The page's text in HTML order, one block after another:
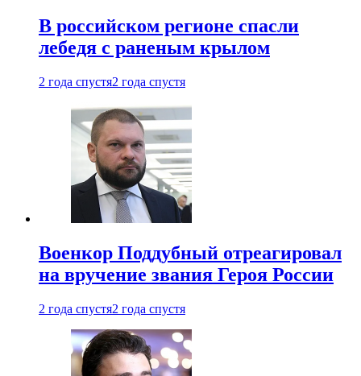
В российском регионе спасли
лебедя с раненым крылом
2 года спустя2 года спустя
Военкор Поддубный отреагировал
на вручение звания Героя России
2 года спустя2 года спустя